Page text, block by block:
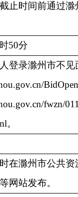
止时间前通过
时50分
登录滁州市不
fwzn/
。
在滁州市公共
网站发布。